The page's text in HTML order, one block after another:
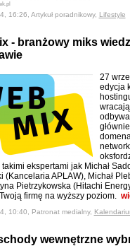
16:26, Artykuł poradnikowy, Lifestyle
- branżowy miks
27
edycja
ekspertami jak Michał
(Kancelaria APLAW), Michał
Pietrzykowska (Hitachi
firmę na wyższy poziom.
10:40, Patronat medialny,
wewnętrzne